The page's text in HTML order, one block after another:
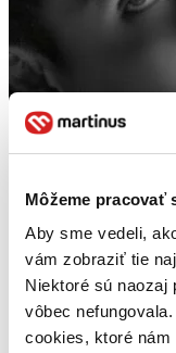
Môžeme pracovať
Aby sme vedeli,
vám zobraziť tie
Niektoré sú naozaj
vôbec
cookies, ktoré